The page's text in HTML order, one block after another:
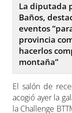
La diputada
Baños,
eventos
provincia
hacerlos
montaña”
El salón de
acogió ayer la
la Challenge